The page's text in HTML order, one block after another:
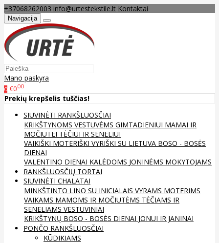
+37068262003 info@urtestekstile.lt Kontaktai
Navigacija
Mano paskyra
0 €000
Prekių krepšelis tuščias!
SIUVINĖTI RANKŠLUOSČIAI
KRIKŠTYNOMS VESTUVĖMS GIMTADIENIUI MAMAI IR
MOČIUTEI TĖČIUI IR SENELIUI
VAIKIŠKI MOTERIŠKI VYRIŠKI SU LIETUVA BOSO - BOSĖS
DIENAI
VALENTINO DIENAI KALĖDOMS JONINĖMS MOKYTOJAMS
RANKŠLUOSČIŲ TORTAI
SIUVINĖTI CHALATAI
MINKŠTINTO LINO SU INICIALAIS VYRAMS MOTERIMS
VAIKAMS MAMOMS IR MOČIUTĖMS TĖČIAMS IR
SENELIAMS VESTUVINIAI
KRIKŠTYNŲ BOSO - BOSĖS DIENAI JONUI IR JANINAI
PONČO RANKŠLUOSČIAI
KŪDIKIAMS